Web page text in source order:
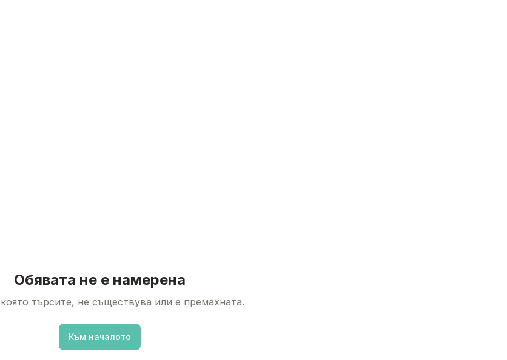
Обявата не е намерена
търсите, не съществува или е премахната.
Към началото